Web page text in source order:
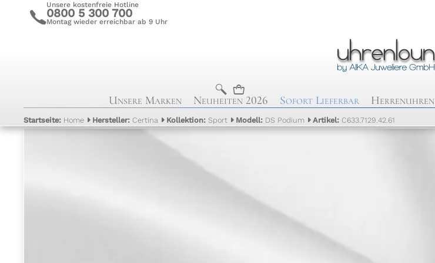
c
Unsere kostenfreie Hotline
0800 5 300 700
Montag wieder erreichbar ab 9 Uhr
b n
Unsere Marken Neuheiten 2026 Sofort Lieferbar Herrenuhren
Startseite: Home Hersteller: Certina Kollektion:Sport Modell: DS Podium Artikel: C633.7129.42.61